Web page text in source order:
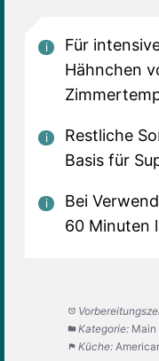
Für
Hähnchen
Restliche
Basis für
Bei
60 Minuten
Kategorie: Main
Küche: